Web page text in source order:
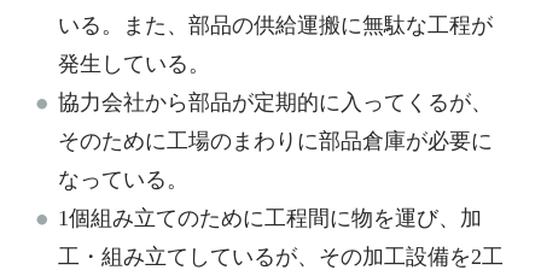
いる。また、部品の供給運搬に無駄な工程が
発生している。
協力会社から部品が定期的に入ってくるが、
そのために工場のまわりに部品倉庫が必要に
なっている。
1個組み立てのために工程間に物を運び、加
工・組み立てしているが、その加工設備を2工